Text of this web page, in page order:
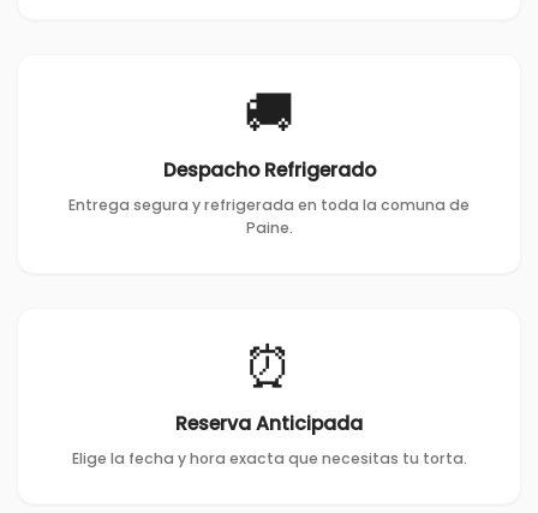
🚚
Despacho Refrigerado
Entrega segura y refrigerada en toda la comuna de
Paine.
⏰
Reserva Anticipada
Elige la fecha y hora exacta que necesitas tu torta.